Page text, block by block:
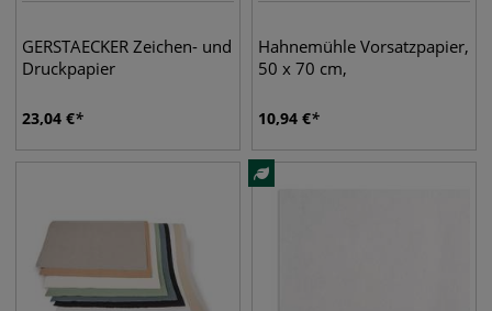
GERSTAECKER Zeichen- und
Druckpapier
23,04 €
Hahnemühle Vorsatzpapier,
50 x 70 cm,
10,94 €